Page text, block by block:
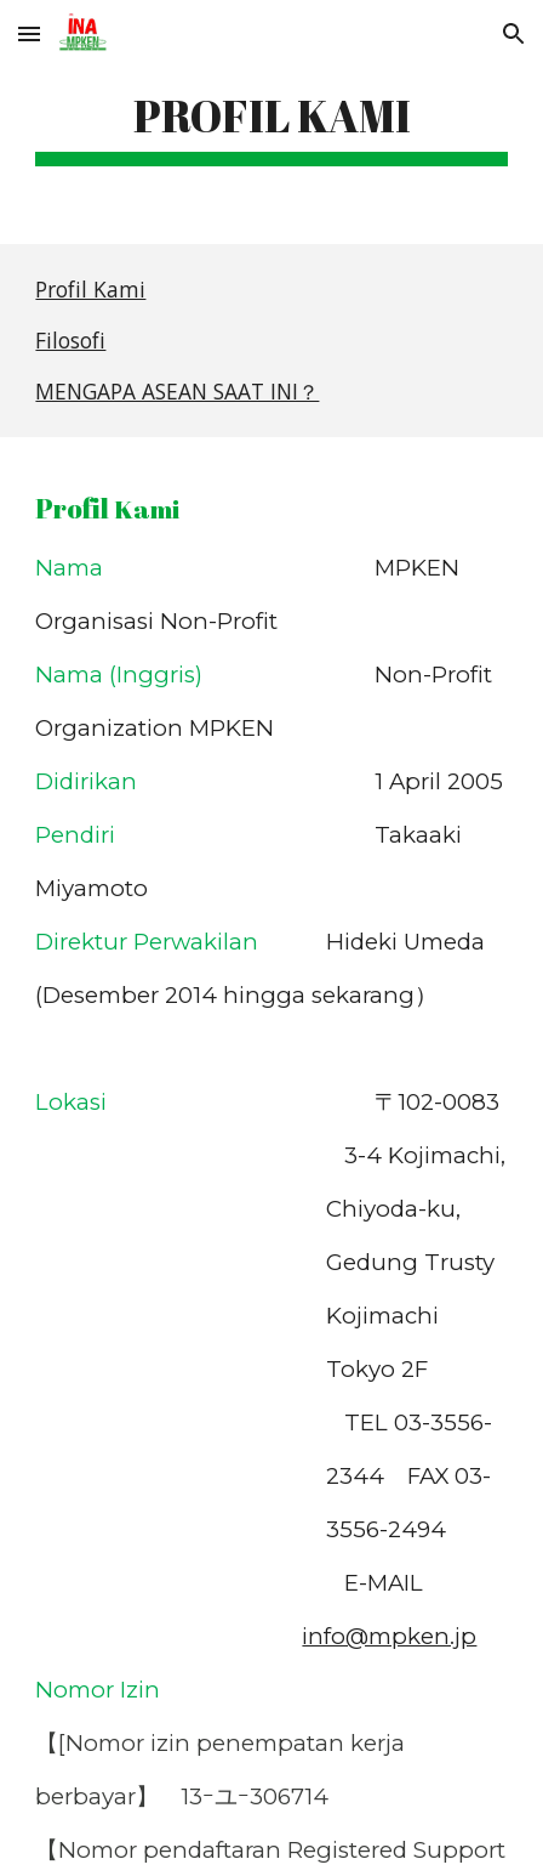
Skip to main content Skip to navigation
PROFIL KAMI
Profil Kami
Filosofi
MENGAPA ASEAN SAAT INI？
ProfilKami
Nama
MPKEN
Organisasi Non-Profit
Nama (Inggris)
Non-Profit
Organization MPKEN
Didirikan
1 April 2005
Pendiri
Takaaki
Miyamoto
Direktur Perwakilan
Hideki Umeda
(Desember 2014 hingga sekarang ）
Lokasi
〒102-0083
3-4 Kojimachi,
Chiyoda-ku,
Gedung Trusty
Kojimachi
Tokyo 2F
TEL 03-3556-
2344 FAX 03-
3556-2494
E-MAIL
info@mpken.jp
Nomor Izin
【[Nomor izin penempatan kerja
berbayar】 13ｰユｰ306714
【Nomor pendaftaran Registered Support